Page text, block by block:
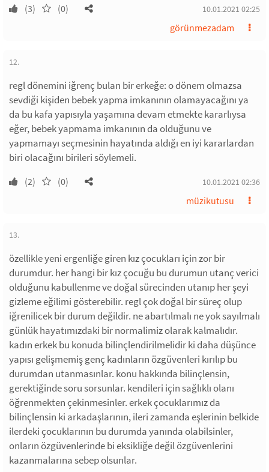
(3) (0) 10.01.2021 02:25
görünmezadam
12.
regl dönemini iğrenç bulan bir erkeğe: o dönem olmazsa
sevdiği kişiden bebek yapma imkanının olamayacağını ya
da bu kafa yapısıyla yaşamına devam etmekte kararlıysa
eğer, bebek yapmama imkanının da olduğunu ve
yapmamayı seçmesinin hayatında aldığı en iyi kararlardan
biri olacağını birileri söylemeli.
(2) (0) 10.01.2021 02:36
müzikutusu
13.
özellikle yeni ergenliğe giren kız çocukları için zor bir
durumdur. her hangi bir kız çocuğu bu durumun utanç verici
olduğunu kabullenme ve doğal sürecinden utanıp her şeyi
gizleme eğilimi gösterebilir. regl çok doğal bir süreç olup
iğrenilicek bir durum değildir. ne abartılmalı ne yok sayılmalı
günlük hayatımızdaki bir normalimiz olarak kalmalıdır.
kadın erkek bu konuda bilinçlendirilmelidir ki daha düşünce
yapısı gelişmemiş genç kadınların özgüvenleri kırılıp bu
durumdan utanmasınlar. konu hakkında bilinçlensin,
gerektiğinde soru sorsunlar. kendileri için sağlıklı olanı
öğrenmekten çekinmesinler. erkek çocuklarımız da
bilinçlensin ki arkadaşlarının, ileri zamanda eşlerinin belkide
ilerdeki çocuklarının bu durumda yanında olabilsinler,
onların özgüvenlerinde bi eksikliğe değil özgüvenlerini
kazanmalarına sebep olsunlar.